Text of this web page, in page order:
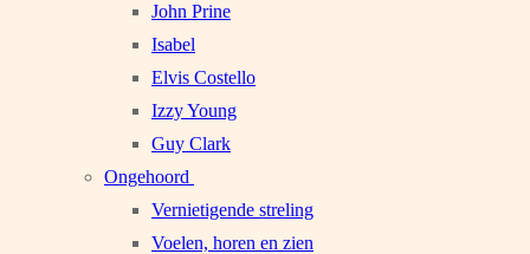
John Prine
Isabel
Elvis Costello
Izzy Young
Guy Clark
Ongehoord
Vernietigende streling
Voelen, horen en zien